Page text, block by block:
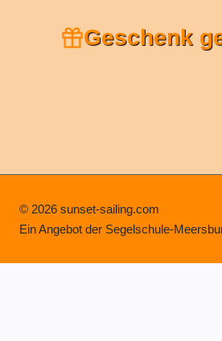
Geschenk
© 2026 sunset-sailing.com
Ein Angebot der Segelschule-